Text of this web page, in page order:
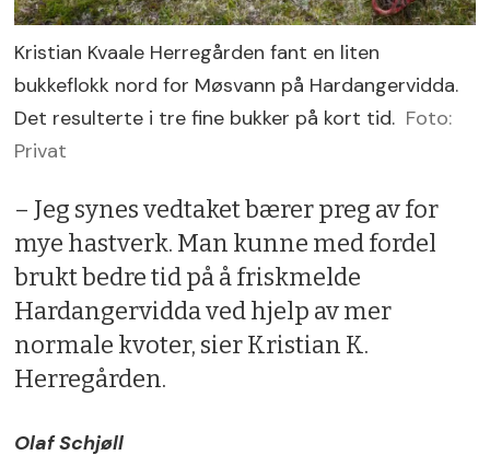
Kristian Kvaale Herregården fant en liten
bukkeflokk nord for Møsvann på Hardangervidda.
Det resulterte i tre fine bukker på kort tid. Foto:
Privat
– Jeg synes vedtaket bærer preg av for
mye hastverk. Man kunne med fordel
brukt bedre tid på å friskmelde
Hardangervidda ved hjelp av mer
normale kvoter, sier Kristian K.
Herregården.
Olaf Schjøll